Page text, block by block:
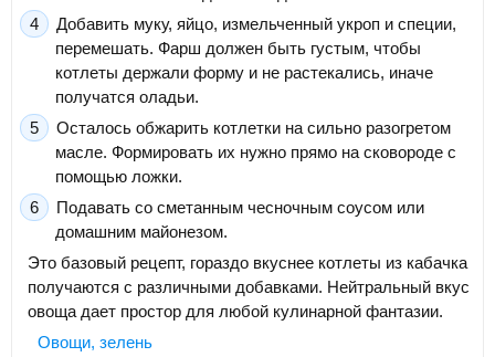
Добавить муку, яйцо, измельченный укроп и специи,
перемешать. Фарш должен быть густым, чтобы
котлеты держали форму и не растекались, иначе
получатся оладьи.
Осталось обжарить котлетки на сильно разогретом
масле. Формировать их нужно прямо на сковороде с
помощью ложки.
Подавать со сметанным чесночным соусом или
домашним майонезом.
Это базовый рецепт, гораздо вкуснее котлеты из кабачка
получаются с различными добавками. Нейтральный вкус
овоща дает простор для любой кулинарной фантазии.
Овощи, зелень